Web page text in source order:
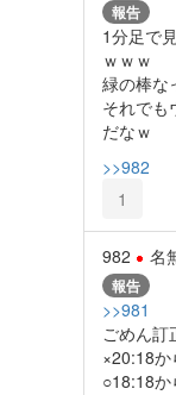
報告
1分足で
ｗｗｗ
緑の棒な
それでも
だなｗ
>>982
1
982 名
報告
>>981
ごめん訂
×20:18か
○18:18か